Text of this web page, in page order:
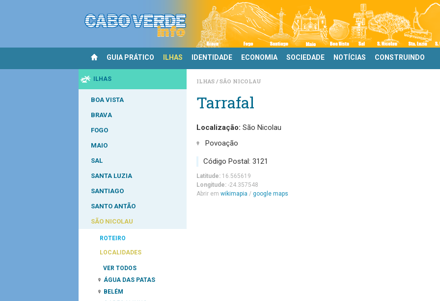
GUIA PRÁTICO ILHAS IDENTIDADE ECONOMIA SOCIEDADE NOTÍCIAS CONSTRUINDO
ILHAS
BOA VISTA
BRAVA
FOGO
MAIO
SAL
SANTA LUZIA
SANTIAGO
SANTO ANTÃO
SÃO NICOLAU
ROTEIRO
LOCALIDADES
VER TODOS
ÁGUA DAS PATAS
BELÉM
ILHAS SÃO NICOLAU
Tarrafal
Localização: São Nicolau
Povoação
Código Postal: 3121
Latitude: 16.565619
Longitude: -24.357548
Abrir em wikimapia / google maps